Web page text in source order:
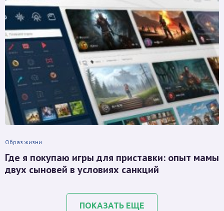
Образ жизни
Где я покупаю игры для приставки: опыт мамы
двух сыновей в условиях санкций
ПОКАЗАТЬ ЕЩЕ